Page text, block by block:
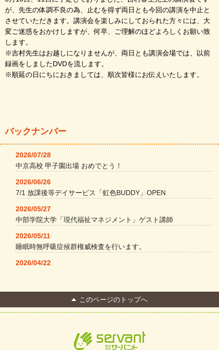
が、先生の体調不良の為、止むを得ず両日とも今回の講演を中止と
させていただきます。講演会を楽しみにしておられた方々には、大
変ご迷惑をおかけしますが、何卒、ご理解のほどよろしくお願い致
します。
※吉村先生はお越しになりませんが、両日とも講演会場では、以前
録画をしましたDVDを流します。
※順延の日にちにおきましては、順次皆様にお伝えいたします。
バックナンバー
2026/07/28
中京高校 甲子園出場 おめでとう！
2026/06/26
7/1 放課後等デイサービス「虹色BUDDY」OPEN
2026/05/27
中部学院大学「現代福祉マネジメント」ゲスト講師
2026/05/11
睡眠時無呼吸症候群権威検査を行います。
2026/04/22
FC Bombonera 岐阜県No.1このページのトップへ